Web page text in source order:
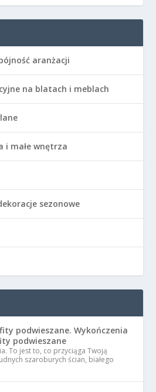
aranżacji
na blatach i meblach
i małe wnętrza
sezonowe
podwieszane. Wykończenia
podwieszane
To jest to, co przyciąga Twoją
szaroburych ścian, białego